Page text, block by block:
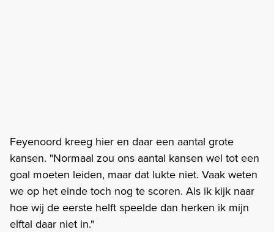
Feyenoord kreeg hier en daar een aantal grote
kansen. "Normaal zou ons aantal kansen wel tot een
goal moeten leiden, maar dat lukte niet. Vaak weten
we op het einde toch nog te scoren. Als ik kijk naar
hoe wij de eerste helft speelde dan herken ik mijn
elftal daar niet in."